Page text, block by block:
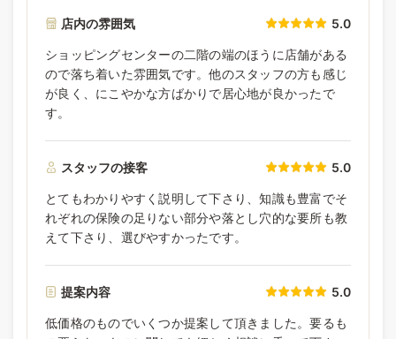
店内の雰囲気 5.0
ショッピングセンターの二階の端のほうに店舗がある
ので落ち着いた雰囲気です。他のスタッフの方も感じ
が良く、にこやかな方ばかりで居心地が良かったで
す。
スタッフの接客 5.0
とてもわかりやすく説明して下さり、知識も豊富でそ
れぞれの保険の足りない部分や落とし穴的な要所も教
えて下さり、選びやすかったです。
提案内容 5.0
低価格のものでいくつか提案して頂きました。要るも